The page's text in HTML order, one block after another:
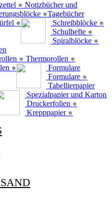
●
●
●
Notizbücher und
Tagebücher
Schreibblöcke ●
Schulhefte ●
Spiralblöcke ●
● Thermorollen ●
●
Formulare
Formulare ●
Tabellierpapier
Spezialpapier und Karton
Druckerfolien ●
Krepppapier ●